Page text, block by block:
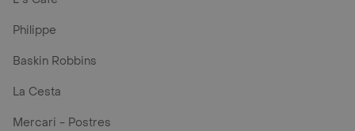
Philippe
Baskin Robbins
La Cesta
Mercari - Postres